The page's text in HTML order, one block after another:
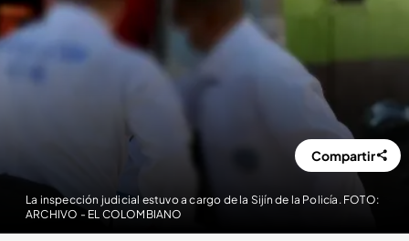
La inspección judicial estuvo a cargo de la Sijín de la Policía. FOTO:
ARCHIVO - EL COLOMBIANO
Compartir